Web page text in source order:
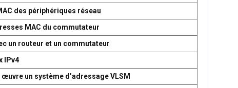
des périphériques réseau
MAC du commutateur
un routeur et un commutateur
IPv4
un système d’adressage VLSM